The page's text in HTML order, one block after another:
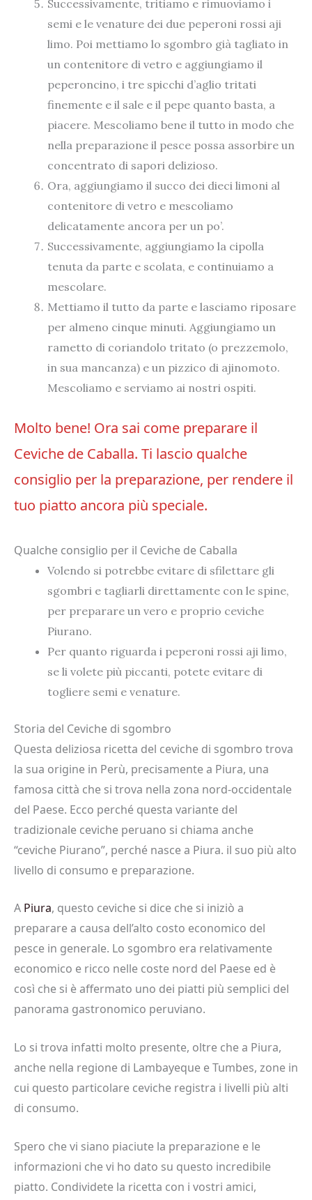
Successivamente, tritiamo e rimuoviamo i
semi e le venature dei due peperoni rossi aji
limo. Poi mettiamo lo sgombro già tagliato in
un contenitore di vetro e aggiungiamo il
peperoncino, i tre spicchi d’aglio tritati
finemente e il sale e il pepe quanto basta, a
piacere. Mescoliamo bene il tutto in modo che
nella preparazione il pesce possa assorbire un
concentrato di sapori delizioso.
Ora, aggiungiamo il succo dei dieci limoni al
contenitore di vetro e mescoliamo
delicatamente ancora per un po’.
Successivamente, aggiungiamo la cipolla
tenuta da parte e scolata, e continuiamo a
mescolare.
Mettiamo il tutto da parte e lasciamo riposare
per almeno cinque minuti. Aggiungiamo un
rametto di coriandolo tritato (o prezzemolo,
in sua mancanza) e un pizzico di ajinomoto.
Mescoliamo e serviamo ai nostri ospiti.
Molto bene! Ora sai come preparare il
Ceviche de Caballa. Ti lascio qualche
consiglio per la preparazione, per rendere il
tuo piatto ancora più speciale.
Qualche consiglio per il Ceviche de Caballa
Volendo si potrebbe evitare di sfilettare gli
sgombri e tagliarli direttamente con le spine,
per preparare un vero e proprio ceviche
Piurano.
Per quanto riguarda i peperoni rossi aji limo,
se li volete più piccanti, potete evitare di
togliere semi e venature.
Storia del Ceviche di sgombro
Questa deliziosa ricetta del ceviche di sgombro trova
la sua origine in Perù, precisamente a Piura, una
famosa città che si trova nella zona nord-occidentale
del Paese. Ecco perché questa variante del
tradizionale ceviche peruano si chiama anche
“ceviche Piurano”, perché nasce a Piura. il suo più alto
livello di consumo e preparazione.
A Piura, questo ceviche si dice che si iniziò a
preparare a causa dell’alto costo economico del
pesce in generale. Lo sgombro era relativamente
economico e ricco nelle coste nord del Paese ed è
così che si è affermato uno dei piatti più semplici del
panorama gastronomico peruviano.
Lo si trova infatti molto presente, oltre che a Piura,
anche nella regione di Lambayeque e Tumbes, zone in
cui questo particolare ceviche registra i livelli più alti
di consumo.
Spero che vi siano piaciute la preparazione e le
informazioni che vi ho dato su questo incredibile
piatto. Condividete la ricetta con i vostri amici,